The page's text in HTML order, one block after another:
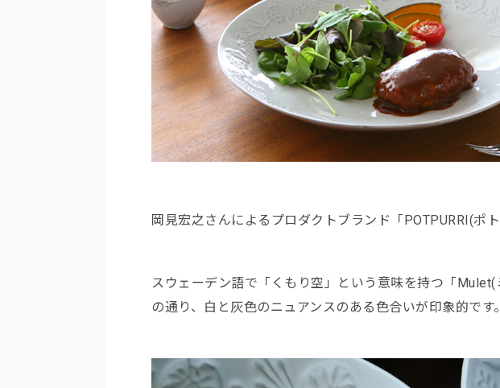
岡見宏之さんによるプロダクトブランド「POTPURRI(ポト
スウェーデン語で「くもり空」という意味を持つ「
の通り、白と灰色のニュアンスのある色合いが印象的です。